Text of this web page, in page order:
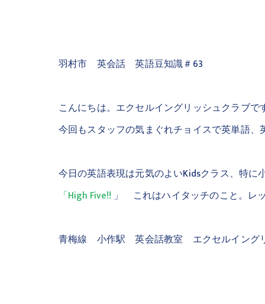
羽村市 英会話 英語豆知識＃63
こんにちは。エクセルイングリッシュクラブで
今回もスタッフの気まぐれチョイスで英単語
今日の英語表現は元気のよいKidsクラス、特
「High Five!! 」 これはハイタッチのこと。レ
青梅線 小作駅 英会話教室 エクセルイング